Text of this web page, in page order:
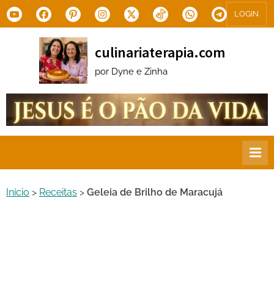
Skip
to
YoutubeFacebookPinterestInstagram
X.com Tiktok WhatsAppTelegram
LOGIN
culinariaterapia.com
por Dyne e Zinha
Início > Receitas > Geleia de Brilho de Maracujá